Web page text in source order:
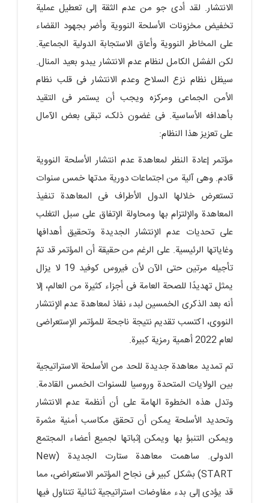
الانتشار. لقد أدى جو من عدم الثقة إلى تعطیل عملیة
تخفیض مخزونات الأسلحة النوویة وأضر بجهود القضاء
على المخاطر النوویة وأعاق الاستجابة الدولیة الجماعیة.
لکن الفشل الکامل لنظام عدم الانتشار یبدو بعید المنال.
سیظل نظام نزع السلاح وعدم الانتشار فی قلب نظام
الأمن الجماعی ومرکزه ویجب أن یستمر فی التقید
بأهدافه الأساسیة. فی غضون ذلک، تبقى بعض الآمال
على تعزیز هذا النظام:
مؤتمر إعادة النظر لمعاهدة عدم انتشار الأسلحة النوویة
قادم. وهی آلیة من اجتماعات دوریة مدتها خمس سنوات
تستعرض خلالها الدول الأطراف فی المعاهدة تنفیذ
المعاهدة والإلتزام بها ومحاولة الإتفاق على سبل التغلب
على تحدیات عدم الإنتشار الجدیدة وتحقیق أهدافها
وغایاتها الرئیسیة. على الرغم من حقیقة أن المؤتمر قد تمّ
تأجیله مرتین حتى الآن لأن فیروس کوفید 19 لا یزال
یمثل تهدیدًا للصحة العامة فی أجزاء کثیرة من العالم، إلا
أنه بعد الذکرى الخمسین لبدء نفاذ لمعاهدة عدم الإنتشار
النووی، اکتسب تقدیم نتیجة ناجحة للمؤتمر الإستعراضی
لعام 2022 أهمیة رمزیة کبیرة.
تم تمدید معاهدة جدیدة للحد من الأسلحة الاستراتیجیة
بین الولایات المتحدة وروسیا للسنوات الخمس القادمة.
وتدل هذه الخطوة الهامة على أن أنظمة عدم الانتشار
وتحدید الأسلحة یمکن أن تحقق مکاسب أمنیة مثمرة
ویمکن التنبؤ بها ویمکن إثباتها لجمیع أعضاء المجتمع
الدولی. ساهمت معاهدة ستارت الجدیدة (New
START) بشکل کبیر فی نجاح المؤتمر الاستعراضی، مما
قد یؤدی إلى بدء مفاوضات استراتیجیة ثنائیة تتناول فیها